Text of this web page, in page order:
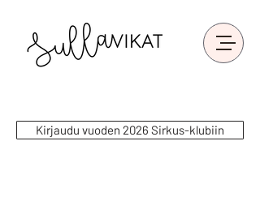
Kirjaudu vuoden 2026 Sirkus-klubiin